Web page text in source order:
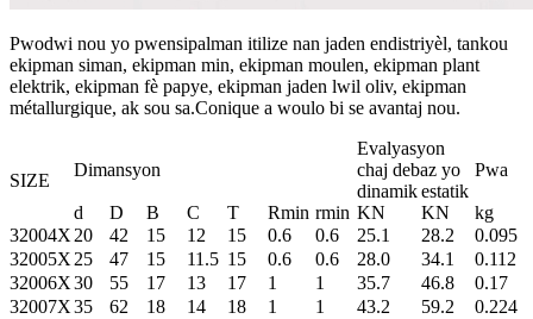
Pwodwi nou yo pwensipalman itilize nan jaden endistriyèl, tankou
ekipman siman, ekipman min, ekipman moulen, ekipman plant
elektrik, ekipman fè papye, ekipman jaden lwil oliv, ekipman
métallurgique, ak sou sa.Conique a woulo bi se avantaj nou.
SIZE
Dimansyon
Evalyasyon
chaj debaz yo
Pwa
dinamikestatik
d
D B C T Rmin rmin KN KN
kg
32004X 20 42 15 12 15 0.6 0.6 25.1 28.2
0.095
32005X 25 47 15 11.5 15 0.6 0.6 28.0 34.1
0.112
32006X30 55 17 13 17 1 1 35.7 46.8
0.17
32007X35 62 18 14 18 1 1 43.2 59.2
0.224